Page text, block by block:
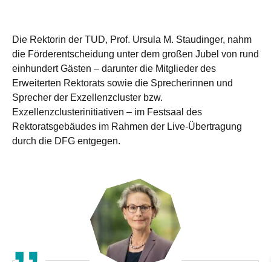
Die Rektorin der TUD, Prof. Ursula M. Staudinger, nahm
die Förderentscheidung unter dem großen Jubel von rund
einhundert Gästen – darunter die Mitglieder des
Erweiterten Rektorats sowie die Sprecherinnen und
Sprecher der Exzellenzcluster bzw.
Exzellenzclusterinitiativen – im Festsaal des
Rektoratsgebäudes im Rahmen der Live-Übertragung
durch die DFG entgegen.